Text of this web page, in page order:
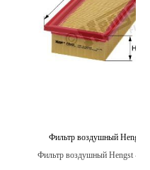
Фильтр воздушный Hengst
Фильтр воздушный Hengst -